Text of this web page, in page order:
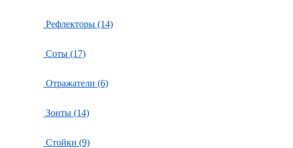
Рефлекторы (14)
Соты (17)
Отражатели (6)
Зонты (14)
Стойки (9)